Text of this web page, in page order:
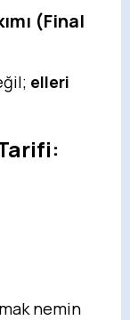
(Final
elleri
nemin